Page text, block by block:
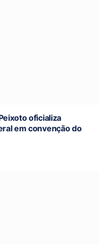
oficializa
em convenção do